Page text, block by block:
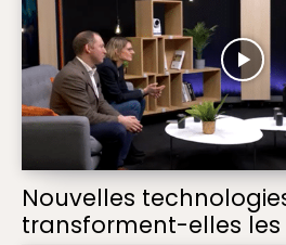
Nouvelles
transforment-elles les